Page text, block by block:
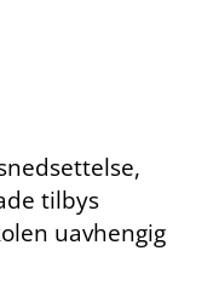
tilbys
uavhengig